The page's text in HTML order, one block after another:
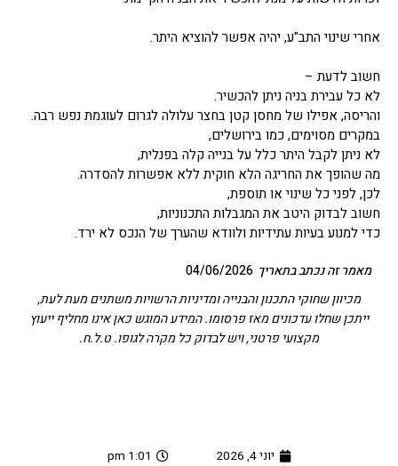
אחרי שינוי התב"ע, יהיה אפשר להוציא היתר.
חשוב לדעת –
לא כל עבירת בניה ניתן להכשיר.
והריסה, אפילו של מחסן קטן בחצר עלולה לגרום לעוגמת נפש רבה.
במקרים מסוימים, כמו בירושלים,
לא ניתן לקבל היתר כלל על בנייה קלה בפנלית,
מה שהופך את החריגה הלא חוקית ללא אפשרות להסדרה.
לכן, לפני כל שינוי או תוספת,
חשוב לבדוק היטב את המגבלות התכנוניות,
כדי למנוע בעיות עתידיות ולוודא שהערך של הנכס לא ירד.
מאמר זה נכתב בתאריך 04/06/2026
מכיוון שחוקי התכנון והבנייה ומדיניות הרשויות משתנים מעת לעת,
ייתכן שחלו עדכונים מאז פרסומו. המידע המוגש כאן אינו מחליף ייעוץ
מקצועי פרטני, ויש לבדוק כל מקרה לגופו. ט.ל.ח.
יוני 4, 2026 1:01 pm